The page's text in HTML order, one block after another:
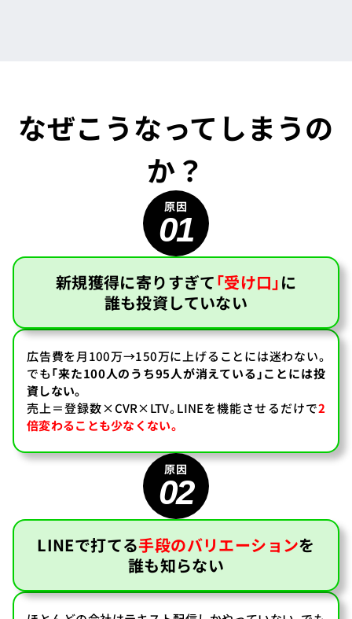
なぜこうなってしまうの
か？
01
新規獲得に寄りすぎて「受け口」に
誰も投資していない
広告費を月100万→150万に上げることには迷わない。
でも「来た100人のうち95人が消えている」ことには投
資しない。
売上＝登録数×CVR×LTV。LINEを機能させるだけで2
倍変わることも少なくない。
02
LINEで打てる手段のバリエーションを
誰も知らない